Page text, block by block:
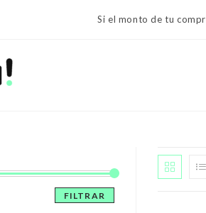
Si el monto de tu
FILTRAR